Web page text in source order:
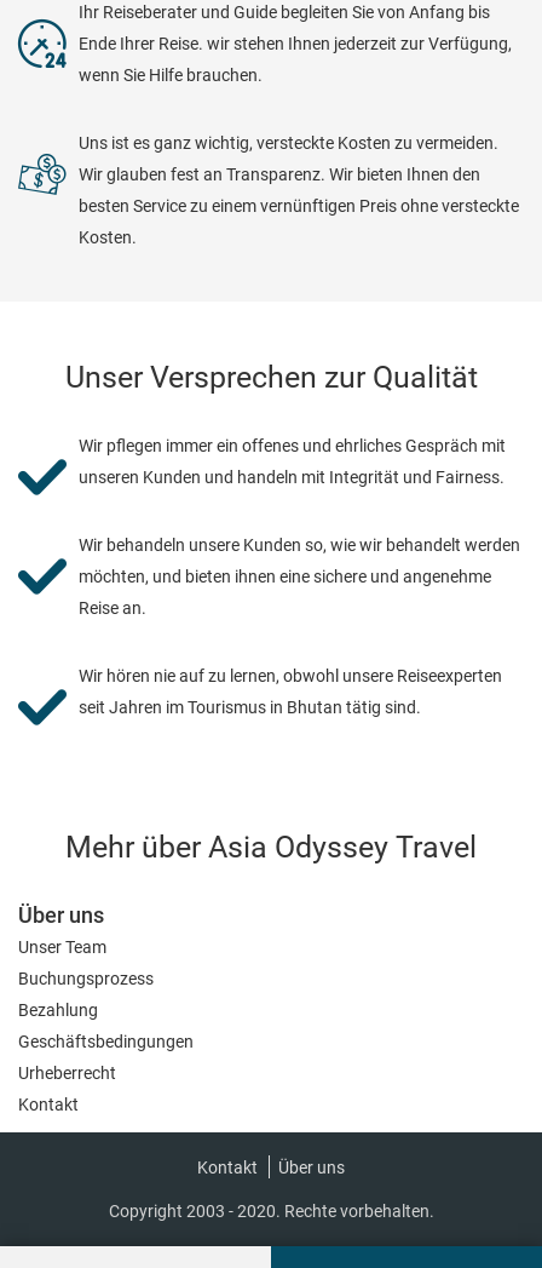

Ihr Reiseberater und Guide begleiten Sie von Anfang bis
Ende Ihrer Reise. wir stehen Ihnen jederzeit zur Verfügung,
wenn Sie Hilfe brauchen.

Uns ist es ganz wichtig, versteckte Kosten zu vermeiden.
Wir glauben fest an Transparenz. Wir bieten Ihnen den
besten Service zu einem vernünftigen Preis ohne versteckte
Kosten.
Unser Versprechen zur Qualität

Wir pflegen immer ein offenes und ehrliches Gespräch mit
unseren Kunden und handeln mit Integrität und Fairness.

Wir behandeln unsere Kunden so, wie wir behandelt werden
möchten, und bieten ihnen eine sichere und angenehme
Reise an.

Wir hören nie auf zu lernen, obwohl unsere Reiseexperten
seit Jahren im Tourismus in Bhutan tätig sind.
Mehr über Asia Odyssey Travel
Über uns
Unser Team
Buchungsprozess
Bezahlung
Geschäftsbedingungen
Urheberrecht
Kontakt
Kontakt Über uns
Copyright 2003 - 2020. Rechte vorbehalten.